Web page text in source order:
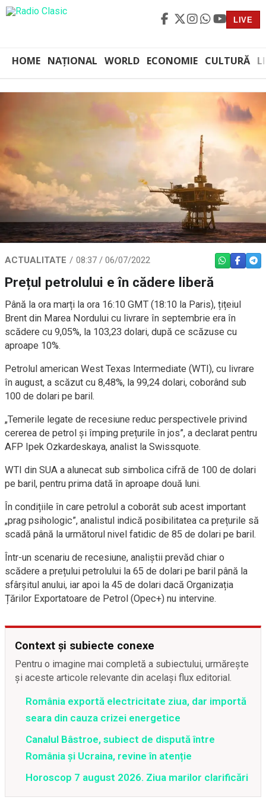
LIVE
HOME NAȚIONAL WORLD ECONOMIE CULTURĂ
ACTUALITATE 08:37 / 06/07/2022 WHATSAPP
Prețul petrolului e în cădere liberă
Până la ora marți la ora 16:10 GMT (18:10 la Paris), țițeiul
Brent din Marea Nordului cu livrare în septembrie era în
scădere cu 9,05%, la 103,23 dolari, după ce scăzuse cu
aproape 10%.
Petrolul american West Texas Intermediate (WTI), cu livrare
în august, a scăzut cu 8,48%, la 99,24 dolari, coborând sub
100 de dolari pe baril.
„Temerile legate de recesiune reduc perspectivele privind
cererea de petrol și împing prețurile în jos”, a declarat pentru
AFP Ipek Ozkardeskaya, analist la Swissquote.
WTI din SUA a alunecat sub simbolica cifră de 100 de dolari
pe baril, pentru prima dată în aproape două luni.
În condițiile în care petrolul a coborât sub acest important
„prag psihologic”, analistul indică posibilitatea ca prețurile să
scadă până la următorul nivel fatidic de 85 de dolari pe baril.
Într-un scenariu de recesiune, analiștii prevăd chiar o
scădere a prețului petrolului la 65 de dolari pe baril până la
sfârșitul anului, iar apoi la 45 de dolari dacă Organizația
Țărilor Exportatoare de Petrol (Opec+) nu intervine.
Context și subiecte conexe
Pentru o imagine mai completă a subiectului, urmărește
și aceste articole relevante din același flux editorial.
România exportă electricitate ziua, dar importă
seara din cauza crizei energetice
Canalul Bâstroe, subiect de dispută între
România și Ucraina, revine în atenție
Horoscop 7 august 2026. Ziua marilor clarificări